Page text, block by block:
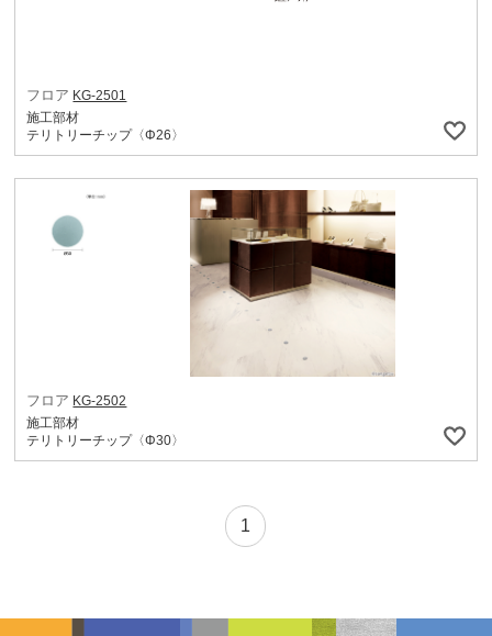
フロア KG-2501
施工部材
テリトリーチップ〈Φ26〉
フロア KG-2502
施工部材
テリトリーチップ〈Φ30〉
1